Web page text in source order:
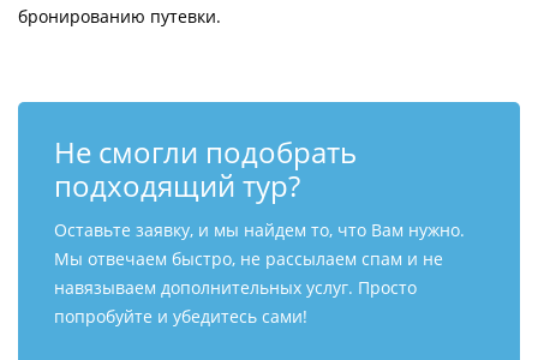
бронированию путевки.
Не смогли подобрать
подходящий тур?
Оставьте заявку, и мы найдем то, что Вам нужно.
Мы отвечаем быстро, не рассылаем спам и не
навязываем дополнительных услуг. Просто
попробуйте и убедитесь сами!